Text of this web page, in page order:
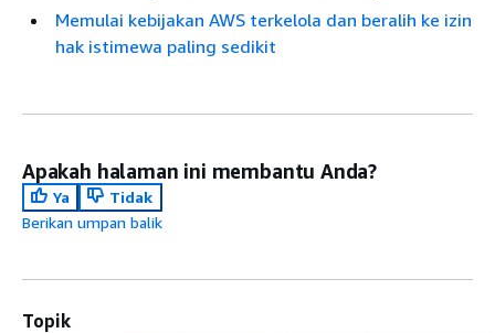
Memulai kebijakan AWS terkelola dan beralih ke izin
hak istimewa paling sedikit
Apakah halaman ini membantu Anda?
Ya
Tidak
Berikan umpan balik
Topik